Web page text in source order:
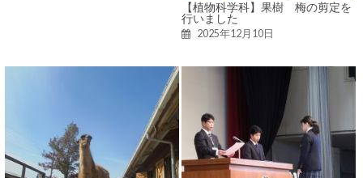
【植物科学科】果樹 梅の剪定を
行いました
2025年12月10日